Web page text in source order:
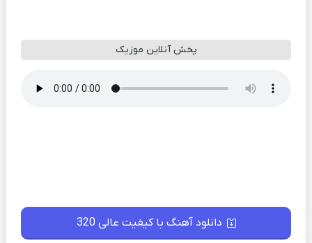
پخش آنلاین موزیک
دانلود آهنگ با کیفیت عالی 320